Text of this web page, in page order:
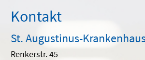
Kontakt
St. Augustinus-
Renkerstr. 45